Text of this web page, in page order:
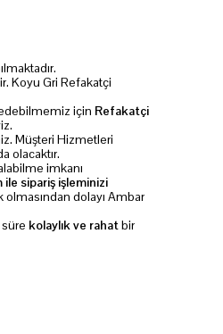
Koyu Gri Refakatçi
edebilmemiz için Refakatçi
Müşteri Hizmetleri
olacaktır.
imkanı
ile sipariş işleminizi
dolayı Ambar
süre kolaylık ve rahatbir